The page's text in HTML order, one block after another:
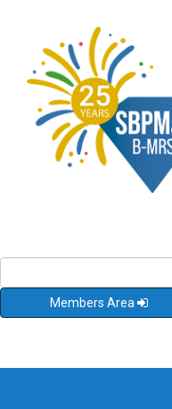
Members Area